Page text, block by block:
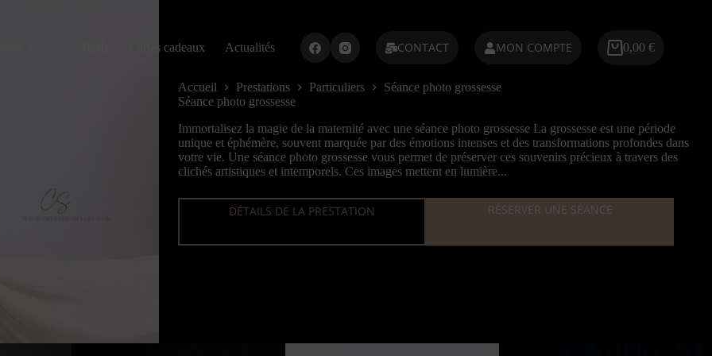
Cartes cadeaux Actualités CONTACT MON COMPTE
Panier
0,00 €
Accueil Prestations Particuliers
Séance photo grossesse
Séance photo grossesse
Immortalisez la magie de la maternité avec une séance photo grossesse La grossesse est une période
unique et éphémère, souvent marquée par des émotions intenses et des transformations profondes dans
votre vie. Une séance photo grossesse vous permet de préserver ces souvenirs précieux à travers des
clichés artistiques et intemporels. Ces images mettent en lumière...
DÉTAILS DE LA PRESTATION RÉSERVER UNE SÉANCE